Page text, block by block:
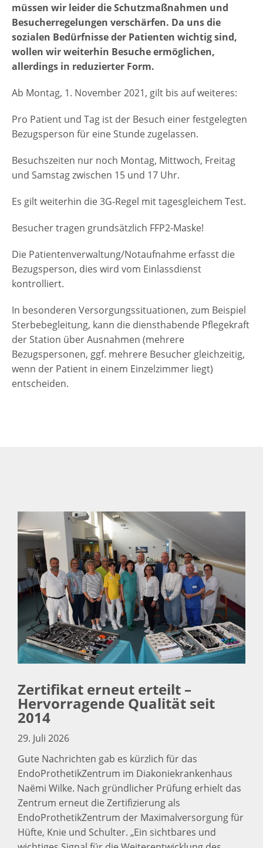
müssen wir leider die Schutzmaßnahmen und
Besucherregelungen verschärfen. Da uns die
sozialen Bedürfnisse der Patienten wichtig sind,
wollen wir weiterhin Besuche ermöglichen,
allerdings in reduzierter Form.
Ab Montag, 1. November 2021, gilt bis auf weiteres:
Pro Patient und Tag ist der Besuch einer festgelegten
Bezugsperson für eine Stunde zugelassen.
Besuchszeiten nur noch Montag, Mittwoch, Freitag
und Samstag zwischen 15 und 17 Uhr.
Es gilt weiterhin die 3G-Regel mit tagesgleichem Test.
Besucher tragen grundsätzlich FFP2-Maske!
Die Patientenverwaltung/Notaufnahme erfasst die
Bezugsperson, dies wird vom Einlassdienst
kontrolliert.
In besonderen Versorgungssituationen, zum Beispiel
Sterbebegleitung, kann die diensthabende Pflegekraft
der Station über Ausnahmen (mehrere
Bezugspersonen, ggf. mehrere Besucher gleichzeitig,
wenn der Patient in einem Einzelzimmer liegt)
entscheiden.
Zertifikat erneut erteilt –
Hervorragende Qualität seit
2014
29. Juli 2026
Gute Nachrichten gab es kürzlich für das
EndoProthetikZentrum im Diakoniekrankenhaus
Naëmi Wilke. Nach gründlicher Prüfung erhielt das
Zentrum erneut die Zertifizierung als
EndoProthetikZentrum der Maximalversorgung für
Hüfte, Knie und Schulter. „Ein sichtbares und